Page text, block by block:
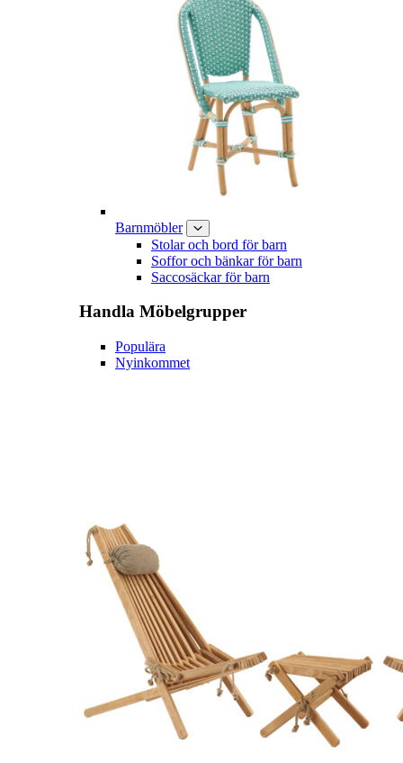
Barnmöbler
Stolar och bord för barn
Soffor och bänkar för barn
Saccosäckar för barn
Handla Möbelgrupper
Populära
Nyinkommet